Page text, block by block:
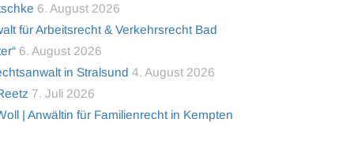
6. August 2026
für Arbeitsrecht & Verkehrsrecht Bad
6. August 2026
in Stralsund 4. August 2026
7. Juli 2026
| Anwältin für Familienrecht in Kempten